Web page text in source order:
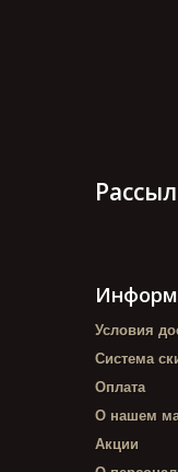
Условия
Система
Оплата
О нашем
Акции